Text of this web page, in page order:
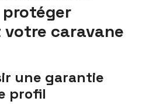
caravane
une garantie
profil